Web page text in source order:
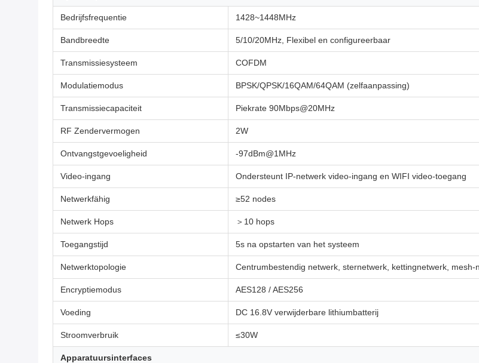
Bedrijfsfrequentie 1428~1448MHz
Bandbreedte 5/10/20MHz, Flexibel en configureerbaar
Transmissiesysteem COFDM
Modulatiemodus BPSK/QPSK/16QAM/64QAM (zelfaanpassing)
Transmissiecapaciteit Piekrate 90Mbps@20MHz
RF Zendervermogen 2W
Ontvangstgevoeligheid -97dBm@1MHz
Video-ingang Ondersteunt IP-netwerk video-ingang en WIFI video-toegang
Netwerkfähig ≥52 nodes
Netwerk Hops ＞10 hops
Toegangstijd 5s na opstarten van het systeem
Netwerktopologie Centrumbestendig netwerk, sternetwerk, kettingnetwerk, mesh-
Encryptiemodus AES128 / AES256
Voeding DC 16.8V verwijderbare lithiumbatterij
Stroomverbruik ≤30W
Apparatuursinterfaces